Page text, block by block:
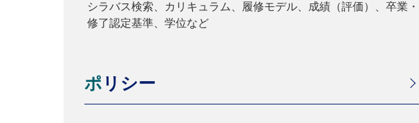
シラバス検索、カリキュラム、履修モデル、成績（評価）、卒業・
修了認定基準、学位など
ポリシー